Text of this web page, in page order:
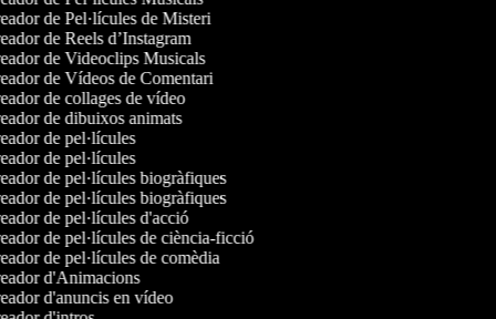
de Pel·lícules de Misteri
de Reels d’Instagram
de Videoclips Musicals
de Vídeos de Comentari
de collages de vídeo
de dibuixos animats
de pel·lícules
de pel·lícules
de pel·lícules biogràfiques
de pel·lícules biogràfiques
de pel·lícules d'acció
de pel·lícules de ciència-ficció
de pel·lícules de comèdia
d'Animacions
d'anuncis en vídeo